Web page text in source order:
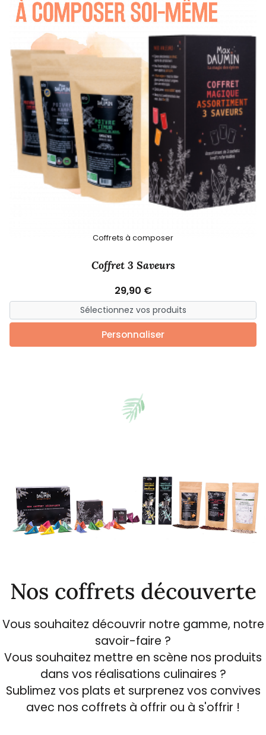
Coffrets à composer
Coffret 3 Saveurs
29,90 €
Personnaliser
Nos coffrets découverte
Vous souhaitez découvrir notre gamme, notre
savoir-faire ?
Vous souhaitez mettre en scène nos produits
dans vos réalisations culinaires ?
Sublimez vos plats et surprenez vos convives
avec nos coffrets à offrir ou à s'offrir !